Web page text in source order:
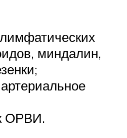
миндалин,
ОРВИ.